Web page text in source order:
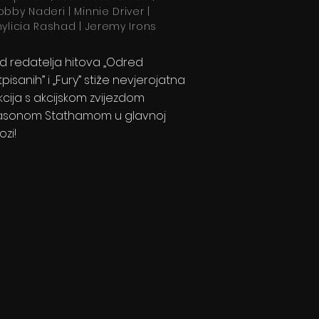
Naderi | Minnie Driver |
Rashad | Jeremy Irons
redatelja hitova „Odred
i „Fury” stiže nevjerojatna
s akcijskom zvijezdom
Stathamom u glavnoj